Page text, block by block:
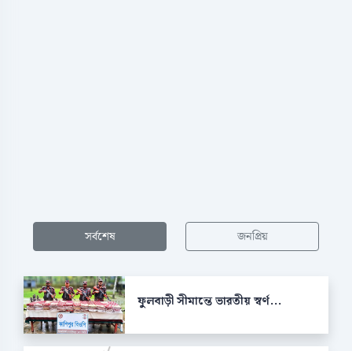
সর্বশেষ জনপ্রিয়
ফুলবাড়ী সীমান্তে ভারতীয় স্বর্ণ...